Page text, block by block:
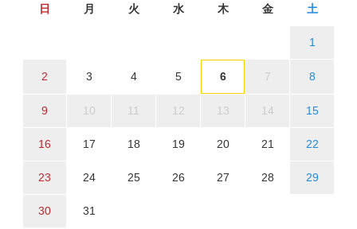
日 月 火 水 木 金 土
1
2 3 4 5 6 7 8
9 10 11 12 13 14 15
16 17 18 19 20 21 22
23 24 25 26 27 28 29
30 31